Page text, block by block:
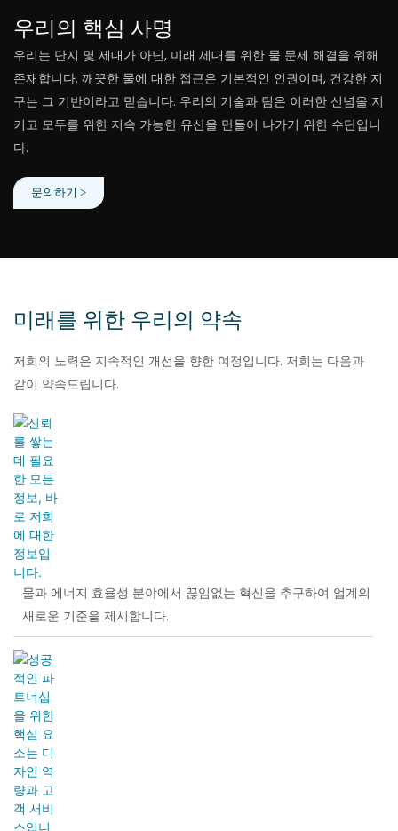
우리의 핵심 사명
우리는 단지 몇 세대가 아닌, 미래 세대를 위한 물 문제 해결을 위해
존재합니다. 깨끗한 물에 대한 접근은 기본적인 인권이며, 건강한 지
구는 그 기반이라고 믿습니다. 우리의 기술과 팀은 이러한 신념을 지
키고 모두를 위한 지속 가능한 유산을 만들어 나가기 위한 수단입니
다.
문의하기 >
미래를 위한 우리의 약속
저희의 노력은 지속적인 개선을 향한 여정입니다. 저희는 다음과
같이 약속드립니다.
물과 에너지 효율성 분야에서 끊임없는 혁신을 추구하여 업계의
새로운 기준을 제시합니다.